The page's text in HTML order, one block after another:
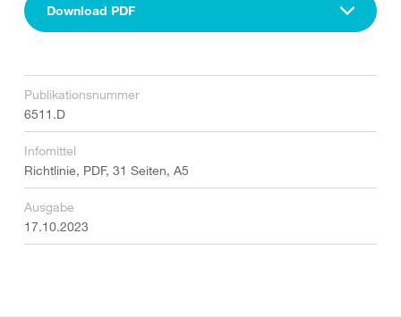
Download PDF
Publikationsnummer
6511.D
Infomittel
Richtlinie, PDF, 31 Seiten, A5
Ausgabe
17.10.2023